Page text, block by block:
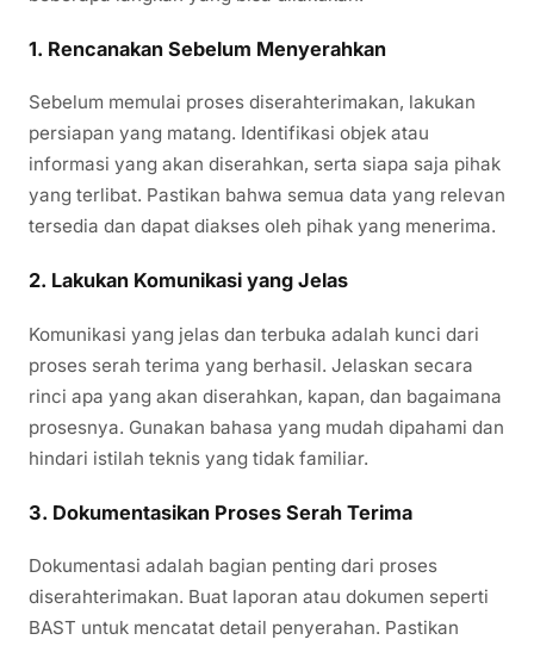
1. Rencanakan Sebelum Menyerahkan
Sebelum memulai proses diserahterimakan, lakukan
persiapan yang matang. Identifikasi objek atau
informasi yang akan diserahkan, serta siapa saja pihak
yang terlibat. Pastikan bahwa semua data yang relevan
tersedia dan dapat diakses oleh pihak yang menerima.
2. Lakukan Komunikasi yang Jelas
Komunikasi yang jelas dan terbuka adalah kunci dari
proses serah terima yang berhasil. Jelaskan secara
rinci apa yang akan diserahkan, kapan, dan bagaimana
prosesnya. Gunakan bahasa yang mudah dipahami dan
hindari istilah teknis yang tidak familiar.
3. Dokumentasikan Proses Serah Terima
Dokumentasi adalah bagian penting dari proses
diserahterimakan. Buat laporan atau dokumen seperti
BAST untuk mencatat detail penyerahan. Pastikan